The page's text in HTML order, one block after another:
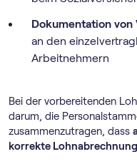
Dokumentation von
an den
Arbeitnehmern
Bei der vorbereitenden
darum, die
zusammenzutragen, dass
korrekte